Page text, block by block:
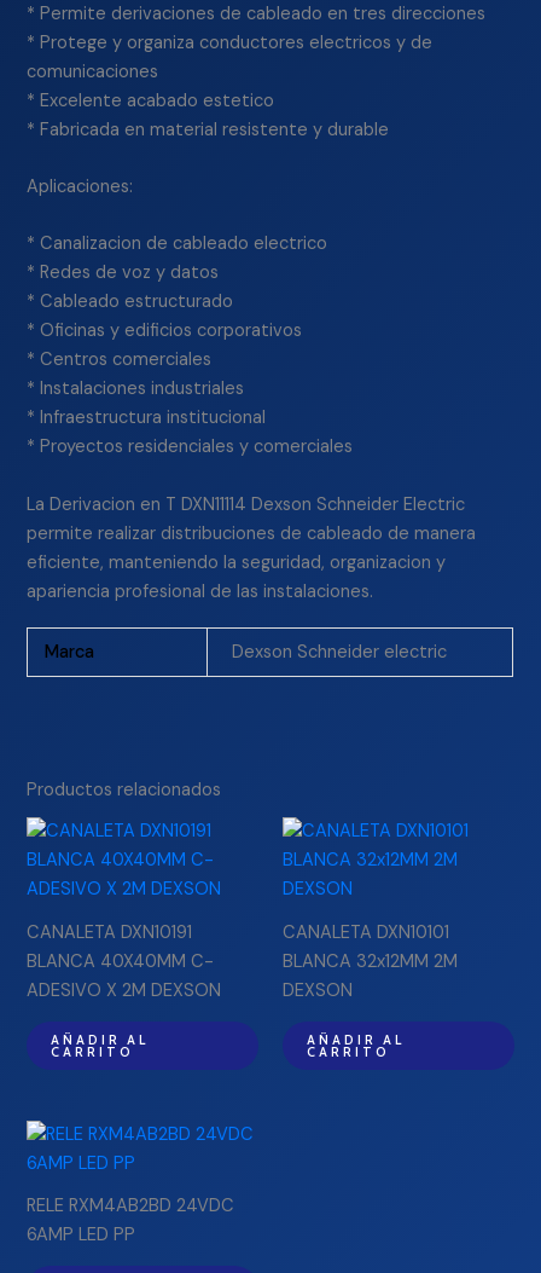
* Permite derivaciones de cableado en tres direcciones
* Protege y organiza conductores electricos y de
comunicaciones
* Excelente acabado estetico
* Fabricada en material resistente y durable
Aplicaciones:
* Canalizacion de cableado electrico
* Redes de voz y datos
* Cableado estructurado
* Oficinas y edificios corporativos
* Centros comerciales
* Instalaciones industriales
* Infraestructura institucional
* Proyectos residenciales y comerciales
La Derivacion en T DXN11114 Dexson Schneider Electric
permite realizar distribuciones de cableado de manera
eficiente, manteniendo la seguridad, organizacion y
apariencia profesional de las instalaciones.
Marca Dexson Schneider electric
Productos relacionados
CANALETA DXN10191
BLANCA 40X40MM C-
ADESIVO X 2M DEXSON
AÑADIR AL
CARRITO
CANALETA DXN10101
BLANCA 32x12MM 2M
DEXSON
AÑADIR AL
CARRITO
RELE RXM4AB2BD 24VDC
6AMP LED PP